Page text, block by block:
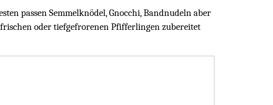
passen Semmelknödel, Gnocchi, Bandnudeln aber
oder tiefgefrorenen Pfifferlingen zubereitet